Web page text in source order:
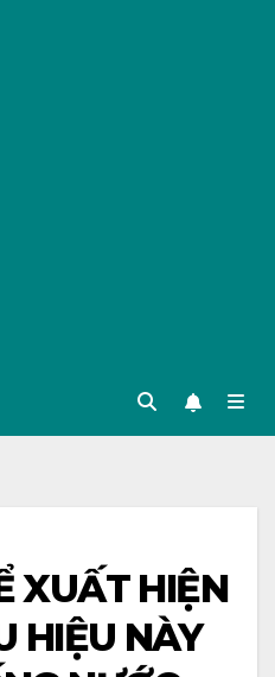
XUẤT HIỆN
HIỆU NÀY